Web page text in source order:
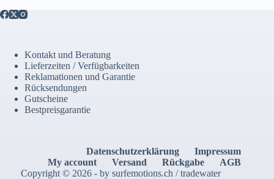
Kontakt und Beratung
Lieferzeiten / Verfügbarkeiten
Reklamationen und Garantie
Rücksendungen
Gutscheine
Bestpreisgarantie
Datenschutzerklärung
Impressum
My account
Versand Rückgabe
AGB
Copyright © 2026 - by surfemotions.ch / tradewater